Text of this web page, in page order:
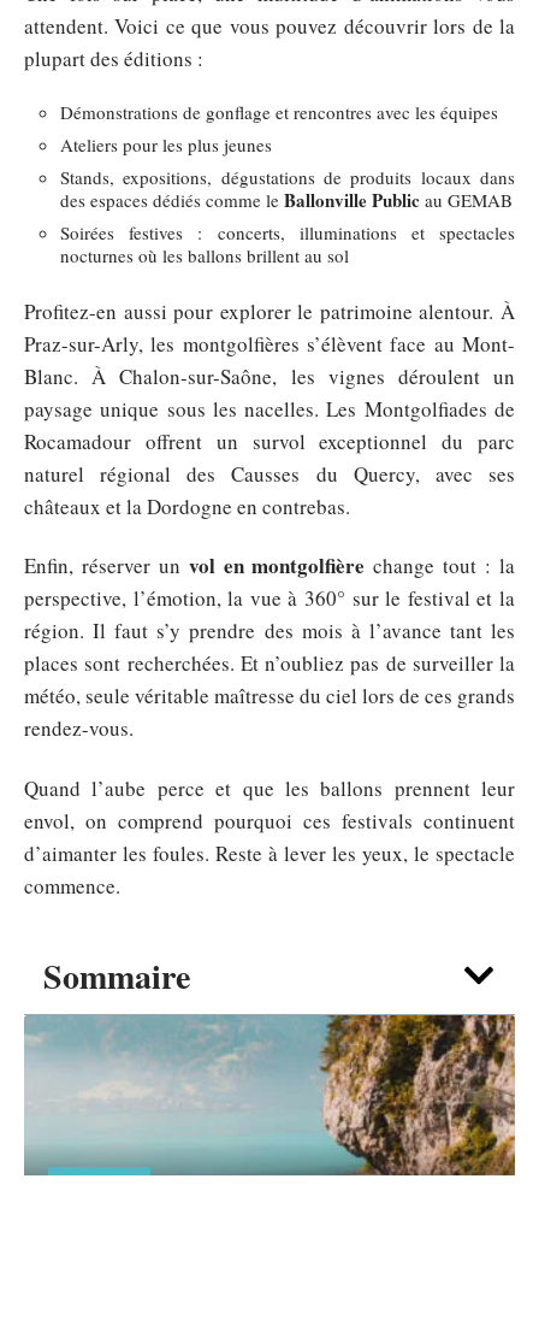
Sommaire
TOURISME
attendent. Voici ce que vous pouvez découvrir lors de la
plupart des éditions :
Démonstrations de gonflage et rencontres avec les équipes
Ateliers pour les plus jeunes
Stands, expositions, dégustations de produits locaux dans
des espaces dédiés comme le Ballonville Public au GEMAB
Soirées festives : concerts, illuminations et spectacles
nocturnes où les ballons brillent au sol
Profitez-en aussi pour explorer le patrimoine alentour. À
Praz-sur-Arly, les montgolfières s’élèvent face au Mont-
Blanc. À Chalon-sur-Saône, les vignes déroulent un
paysage unique sous les nacelles. Les Montgolfiades de
Rocamadour offrent un survol exceptionnel du parc
naturel régional des Causses du Quercy, avec ses
châteaux et la Dordogne en contrebas.
Enfin, réserver un vol en montgolfière change tout : la
perspective, l’émotion, la vue à 360° sur le festival et la
région. Il faut s’y prendre des mois à l’avance tant les
places sont recherchées. Et n’oubliez pas de surveiller la
météo, seule véritable maîtresse du ciel lors de ces grands
rendez-vous.
Quand l’aube perce et que les ballons prennent leur
envol, on comprend pourquoi ces festivals continuent
d’aimanter les foules. Reste à lever les yeux, le spectacle
commence.